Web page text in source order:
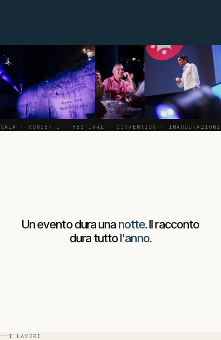
GALA · CONCERTI · FESTIVAL · CONVENTION · INAUGURAZIONI
Uneventodurauna notte.Ilracconto
dura tuttol'anno.
I LAVORI